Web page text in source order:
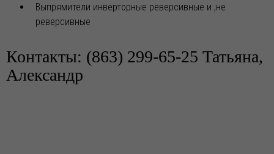
Выпрямители инверторные реверсивные и ;не
реверсивные
Контакты: (863) 299-65-25 Татьяна,
Александр
Уважаемые партнёры, клиенты и коллеги! Компания
«Югреактив» сердечно поздравляет вас с Днём Победы
— 9 Мая!
29.04.2026
Внимание! Новое поступление мини фильтровальной